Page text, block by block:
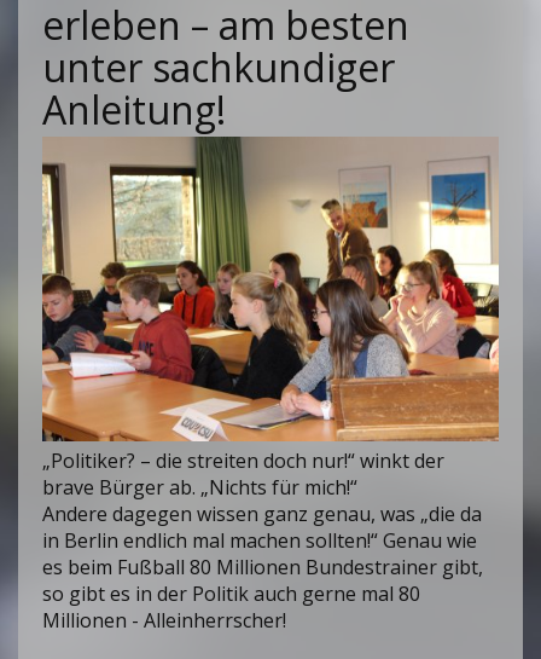
erleben – am besten
unter sachkundiger
Anleitung!
„Politiker? – die streiten doch nur!“ winkt der
brave Bürger ab. „Nichts für mich!“
Andere dagegen wissen ganz genau, was „die da
in Berlin endlich mal machen sollten!“ Genau wie
es beim Fußball 80 Millionen Bundestrainer gibt,
so gibt es in der Politik auch gerne mal 80
Millionen - Alleinherrscher!